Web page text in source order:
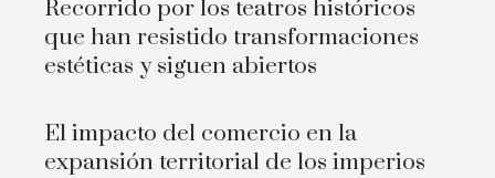
Recorrido por los teatros históricos
que han resistido transformaciones
estéticas y siguen abiertos
El impacto del comercio en la
expansión territorial de los imperios